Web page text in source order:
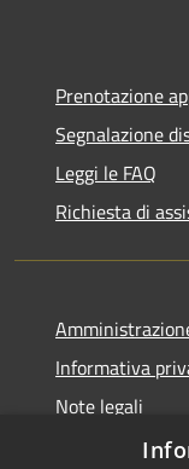
Prenotazione
Segnalazione
Leggi le FAQ
Richiesta di
Informativa
Note legali
Dichiarazione